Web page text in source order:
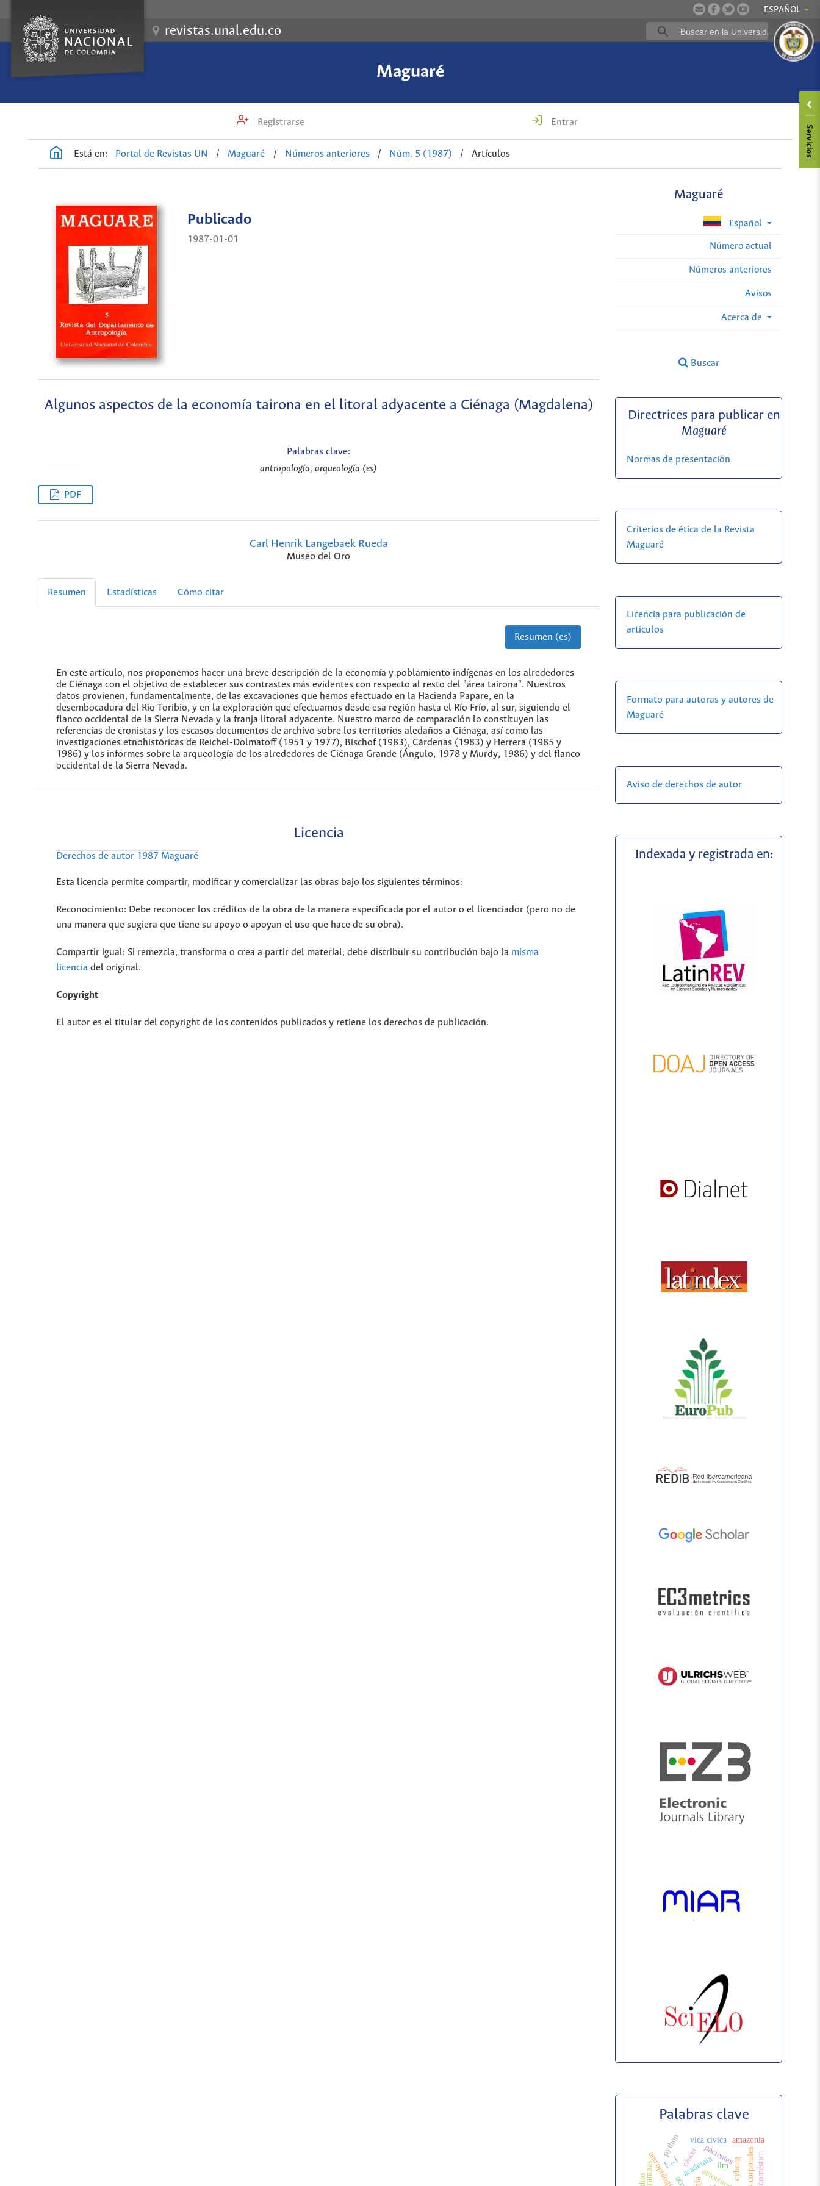
ESPAÑOL
revistas.unal.edu.co
Maguaré
Registrarse Entrar
Está en: Portal de Revistas UN / Maguaré / Números anteriores / Núm. 5 (1987) / Artículos
Maguaré
Español
Número actual
Números anteriores
Avisos
Acerca de
Buscar
Publicado
1987-01-01
Algunos aspectos de la economía tairona en el litoral adyacente a Ciénaga (Magdalena)
Palabras clave:
antropología, arqueología (es)
PDF
Carl Henrik Langebaek Rueda
Museo del Oro
Resumen Estadísticas Cómo citar
Resumen (es)
En este artículo, nos proponemos hacer una breve descripción de la economía y poblamiento indígenas en los alrededores
de Ciénaga con el objetivo de establecer sus contrastes más evidentes con respecto al resto del "área tairona". Nuestros
datos provienen, fundamentalmente, de las excavaciones que hemos efectuado en la Hacienda Papare, en la
desembocadura del Río Toribio, y en la exploración que efectuamos desde esa región hasta el Río Frío, al sur, siguiendo el
flanco occidental de la Sierra Nevada y la franja litoral adyacente. Nuestro marco de comparación lo constituyen las
referencias de cronistas y los escasos documentos de archivo sobre los territorios aledaños a Ciénaga, así como las
investigaciones etnohistóricas de Reichel-Dolmatoff (1951 y 1977), Bischof (1983), Cárdenas (1983) y Herrera (1985 y
1986) y los informes sobre la arqueología de los alrededores de Ciénaga Grande (Ángulo, 1978 y Murdy, 1986) y del flanco
occidental de la Sierra Nevada.
Licencia
Derechos de autor 1987 Maguaré
Esta licencia permite compartir, modificar y comercializar las obras bajo los siguientes términos:
Reconocimiento: Debe reconocer los créditos de la obra de la manera especificada por el autor o el licenciador (pero no de
una manera que sugiera que tiene su apoyo o apoyan el uso que hace de su obra).
Compartir igual: Si remezcla, transforma o crea a partir del material, debe distribuir su contribución bajo la misma
licencia del original.
Copyright
El autor es el titular del copyright de los contenidos publicados y retiene los derechos de publicación.
Directrices para publicar en
Maguaré
Normas de presentación
Criterios de ética de la Revista
Maguaré
Licencia para publicación de
artículos
Formato para autoras y autores de
Maguaré
Aviso de derechos de autor
Indexada y registrada en:
Palabras clave
[...] academia
cáncerpacientes
cyborg
vida cívica amazonía
llm
trampas
python